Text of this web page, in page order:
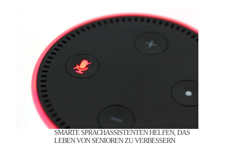
SMARTE SPRACHASSISTENTEN HELFEN, DAS
LEBEN VON SENIOREN ZU VERBESSERN